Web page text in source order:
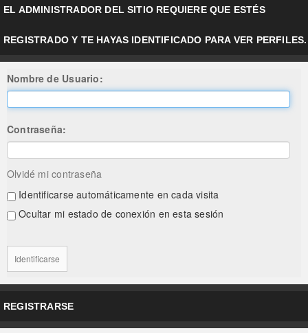
COMUNIDAD
FEEEDBACK
FOROS
EL ADMINISTRADOR DEL SITIO REQUIERE QUE ESTÉS
REGISTRADO Y TE HAYAS IDENTIFICADO PARA VER PERFILES.
Nombre de Usuario:
Contraseña:
Olvidé mi contraseña
Identificarse automáticamente en cada visita
Ocultar mi estado de conexión en esta sesión
REGISTRARSE